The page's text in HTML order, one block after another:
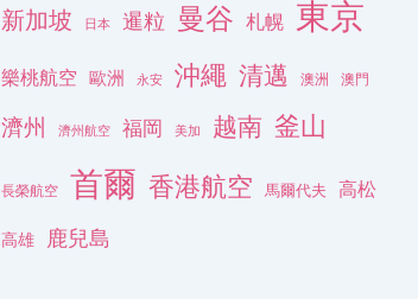
新加坡 日本 暹粒 曼谷 札幌 東京
樂桃航空 歐洲 永安 沖繩 清邁 澳洲 澳門
濟州 濟州航空 福岡 美加 越南 釜山
長榮航空 首爾 香港航空 馬爾代夫 高松
高雄 鹿兒島